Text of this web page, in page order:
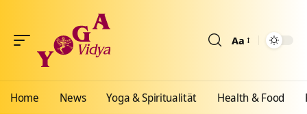
Aa
Home News Yoga & Spiritualität Health & Food